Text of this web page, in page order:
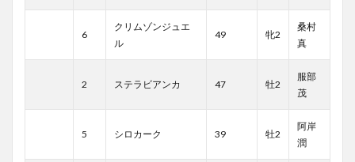
6
クリムゾンジュエ
ル
49 牝2
桑村
真
2 ステラビアンカ 47 牡2
服部
茂
5 シロカーク 39 牡2
阿岸
潤